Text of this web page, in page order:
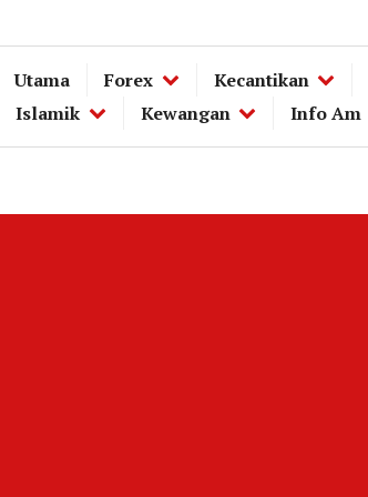
Utama Forex Kecantikan
Islamik
Kewangan Info Am